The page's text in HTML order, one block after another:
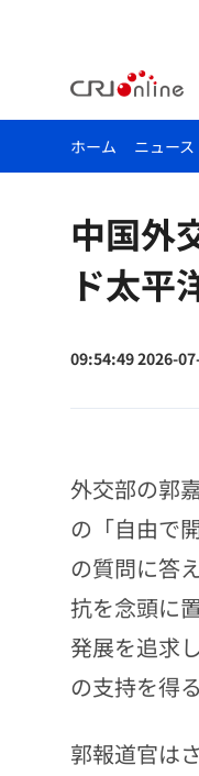
ホーム ニュース
中国外
ド太平
09:54:49 2026-
外交部の郭
の「自由で
の質問に答
抗を念頭に
発展を追求
の支持を得
郭報道官は